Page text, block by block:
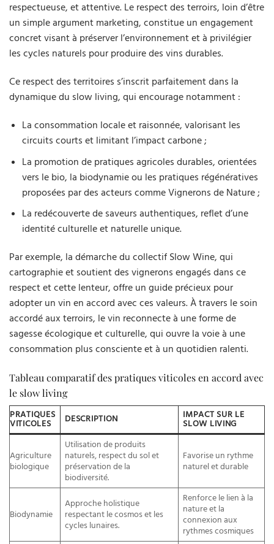
respectueuse, et attentive. Le respect des terroirs, loin d’être
un simple argument marketing, constitue un engagement
concret visant à préserver l’environnement et à privilégier
les cycles naturels pour produire des vins durables.
Ce respect des territoires s’inscrit parfaitement dans la
dynamique du slow living, qui encourage notamment :
La consommation locale et raisonnée, valorisant les
circuits courts et limitant l’impact carbone ;
La promotion de pratiques agricoles durables, orientées
vers le bio, la biodynamie ou les pratiques régénératives
proposées par des acteurs comme Vignerons de Nature ;
La redécouverte de saveurs authentiques, reflet d’une
identité culturelle et naturelle unique.
Par exemple, la démarche du collectif Slow Wine, qui
cartographie et soutient des vignerons engagés dans ce
respect et cette lenteur, offre un guide précieux pour
adopter un vin en accord avec ces valeurs. À travers le soin
accordé aux terroirs, le vin reconnecte à une forme de
sagesse écologique et culturelle, qui ouvre la voie à une
consommation plus consciente et à un quotidien ralenti.
Tableau comparatif des pratiques viticoles en accord avec
le slow living
PRATIQUES
VITICOLES DESCRIPTION IMPACT SUR LE
SLOW LIVING
Agriculture
biologique
Utilisation de produits
naturels, respect du sol et
préservation de la
biodiversité.
Favorise un rythme
naturel et durable
Biodynamie
Approche holistique
respectant le cosmos et les
cycles lunaires.
Renforce le lien à la
nature et la
connexion aux
rythmes cosmiques